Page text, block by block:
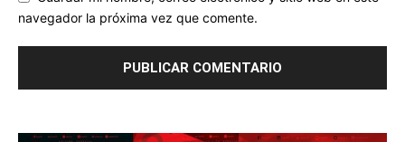
navegador la próxima vez que comente.